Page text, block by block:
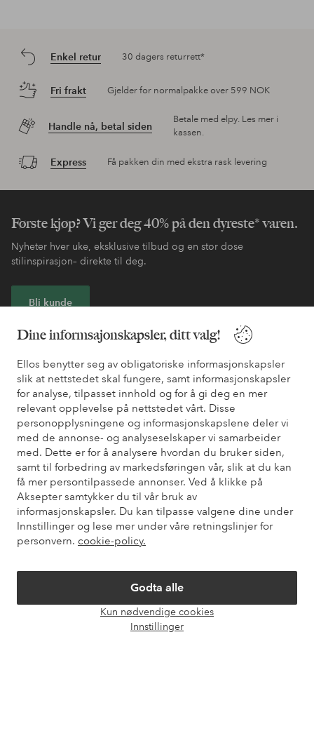
Dine informsajonskapsler, ditt valg!
Ellos benytter seg av obligatoriske informasjonskapsler
slik at nettstedet skal fungere, samt informasjonskapsler
for analyse, tilpasset innhold og for å gi deg en mer
relevant opplevelse på nettstedet vårt. Disse
personopplysningene og informasjonskapslene deler vi
med de annonse- og analyseselskaper vi samarbeider
med. Dette er for å analysere hvordan du bruker siden,
samt til forbedring av markedsføringen vår, slik at du kan
få mer persontilpassede annonser. Ved å klikke på
Aksepter samtykker du til vår bruk av
informasjonskapsler. Du kan tilpasse valgene dine under
Innstillinger og lese mer under våre retningslinjer for
personvern. cookie-policy.
Godta alle
Kun nødvendige cookies
Innstillinger
Enkel retur 30 dagers returrett*
Fri frakt Gjelder for normalpakke over 599 NOK
Handle nå, betal siden
Betale med elpy. Les mer i
kassen.
Express Få pakken din med ekstra rask levering
Første kjøp? Vi ger deg 40% på den dyreste* varen.
Nyheter hver uke, eksklusive tilbud og en stor dose
stilinspirasjon– direkte til deg.
Bli kunde
* Se tilbudsvilkår ved registrering
Trenger du hjelp?
Du finner svar på de vanligste spørsmålene i vår FAQ. Du finner
også informasjon om hvordan du kan kontakte oss.
Kundeservice Bestilling Betalingsmåte
Mine sider